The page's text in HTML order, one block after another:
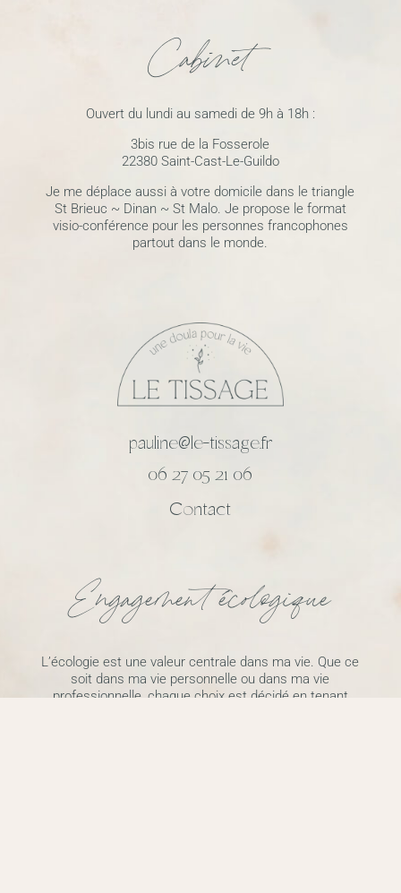
Cabinet
Ouvert du lundi au samedi de 9h à 18h :
3bis rue de la Fosserole
22380 Saint-Cast-Le-Guildo
Je me déplace aussi à votre domicile dans le triangle
St Brieuc ~ Dinan ~ St Malo. Je propose le format
visio-conférence pour les personnes francophones
partout dans le monde.
pauline@le-tissage.fr
06 27 05 21 06
Contact
Engagement écologique
L’écologie est une valeur centrale dans ma vie. Que ce
soit dans ma vie personnelle ou dans ma vie
professionnelle, chaque choix est décidé en tenant